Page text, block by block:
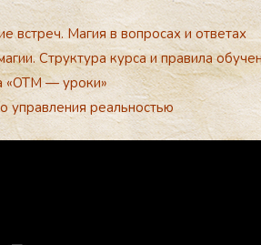
встреч. Магия в вопросах и ответах
Структура курса и правила
«ОТМ — уроки»
управления реальностью